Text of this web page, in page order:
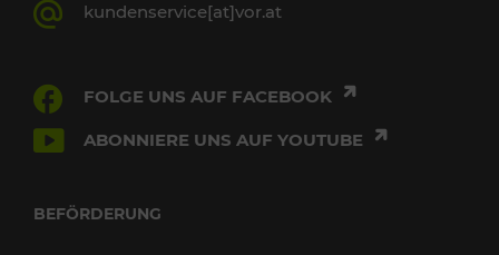
kundenservice[at]vor.at
FOLGE UNS AUF FACEBOOK
ABONNIERE UNS AUF YOUTUBE
BEFÖRDERUNG